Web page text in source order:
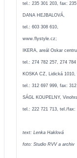
tel.: 235 301 203, fax: 235
DANA HEJBALOVÁ,
tel.: 603 308 610,
www.flystyle.cz;
IKERA, areál Oskar
tel.: 274 782 257, 274
KOSKA CZ, Lidická 1010,
tel.: 312 697 999, fax: 312
SÁGL KOUPELNY,
tel.: 222 721 713, tel./fax:
text: Lenka Haklová
foto: Studio RVV a archiv